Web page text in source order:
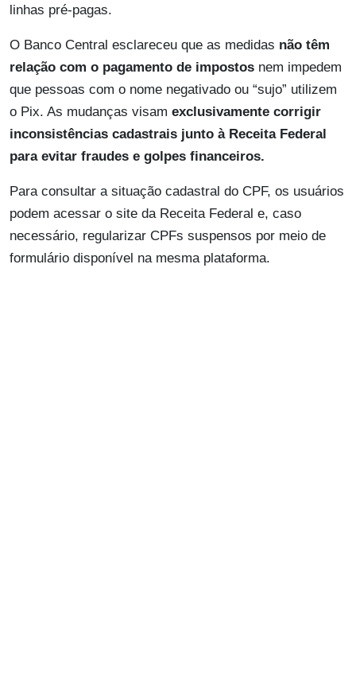
linhas pré-pagas.
O Banco Central esclareceu que as medidas não têm
relação com o pagamento de impostos nem impedem
que pessoas com o nome negativado ou “sujo” utilizem
o Pix. As mudanças visam exclusivamente corrigir
inconsistências cadastrais junto à Receita Federal
para evitar fraudes e golpes financeiros.
Para consultar a situação cadastral do CPF, os usuários
podem acessar o site da Receita Federal e, caso
necessário, regularizar CPFs suspensos por meio de
formulário disponível na mesma plataforma.